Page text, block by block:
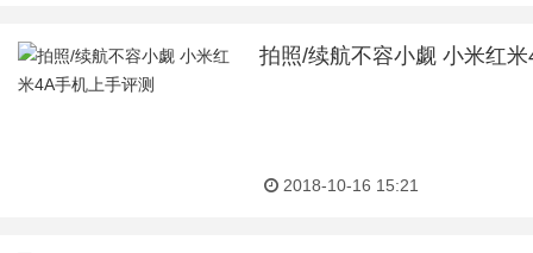
拍照/续航不容小觑 小米红
2018-10-16 15:21